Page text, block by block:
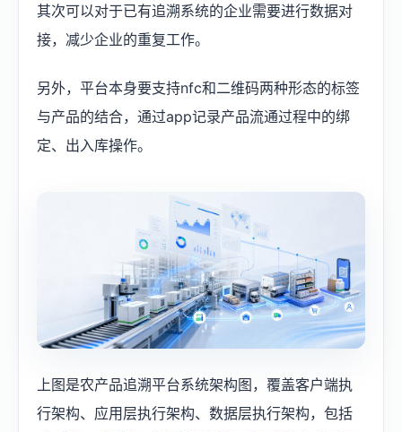
其次可以对于已有追溯系统的企业需要进行数据对
接，减少企业的重复工作。
另外，平台本身要支持nfc和二维码两种形态的标签
与产品的结合，通过app记录产品流通过程中的绑
定、出入库操作。
上图是农产品追溯平台系统架构图，覆盖客户端执
行架构、应用层执行架构、数据层执行架构，包括